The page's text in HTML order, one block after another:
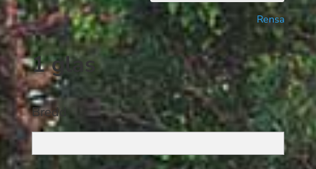
Rensa
1 glas
Bredd